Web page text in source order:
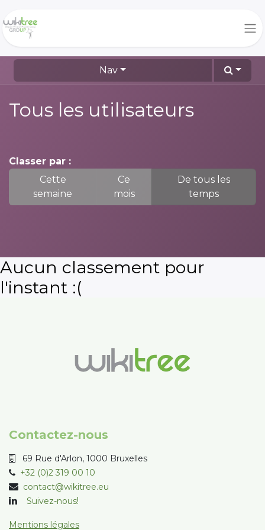
Nav
Tous les utilisateurs
Classer par :
Cette
semaine
Ce
mois
De tous les
temps
Aucun classement pour
l'instant :(
Contactez-nous
69 Rue d'Arlon, 1000 Bruxelles
+32 (0)2 319 00 10
contact@wikitree.eu
Suivez-nous!
Mentions légales